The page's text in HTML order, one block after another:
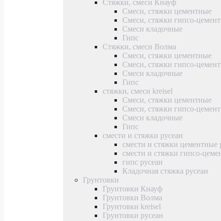
Стяжки, смеси Кнауф
Смеси, стяжки цементные
Смеси, стяжки гипсо-
Смеси кладочные
Гипс
Стяжки, смеси Волма
Смеси, стяжки цементные
Смеси, стяжки гипсо-
Смеси кладочные
Гипс
стяжки, смеси kreisel
Смеси, стяжки цементные
Смеси, стяжки гипсо-
Смеси кладочные
Гипс
смести и стяжки русеан
смести и стяжки цементные
смести и стяжки гипсо-
гипс русеан
Кладочная стяжка русеан
Грунтовки
Грунтовки Кнауф
Грунтовки Волма
Грунтовки kreisel
Грунтовки русеан